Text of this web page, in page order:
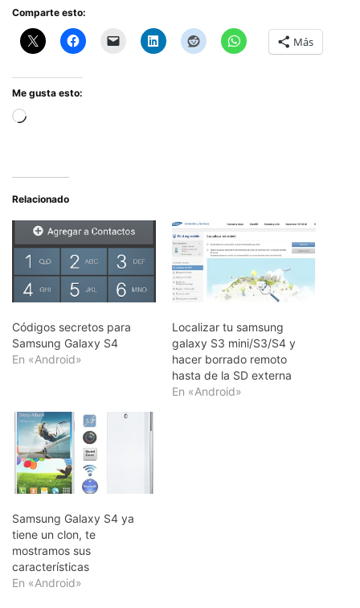
Comparte esto:
Más
Me gusta esto:
Cargando...
Relacionado
Códigos secretos para
Samsung Galaxy S4
En «Android»
Localizar tu samsung
galaxy S3 mini/S3/S4 y
hacer borrado remoto
hasta de la SD externa
En «Android»
Samsung Galaxy S4 ya
tiene un clon, te
mostramos sus
características
En «Android»